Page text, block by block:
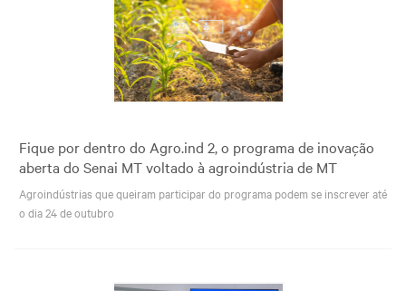
Fique por dentro do Agro.ind 2, o programa de inovação
aberta do Senai MT voltado à agroindústria de MT
Agroindústrias que queiram participar do programa podem se inscrever até
o dia 24 de outubro